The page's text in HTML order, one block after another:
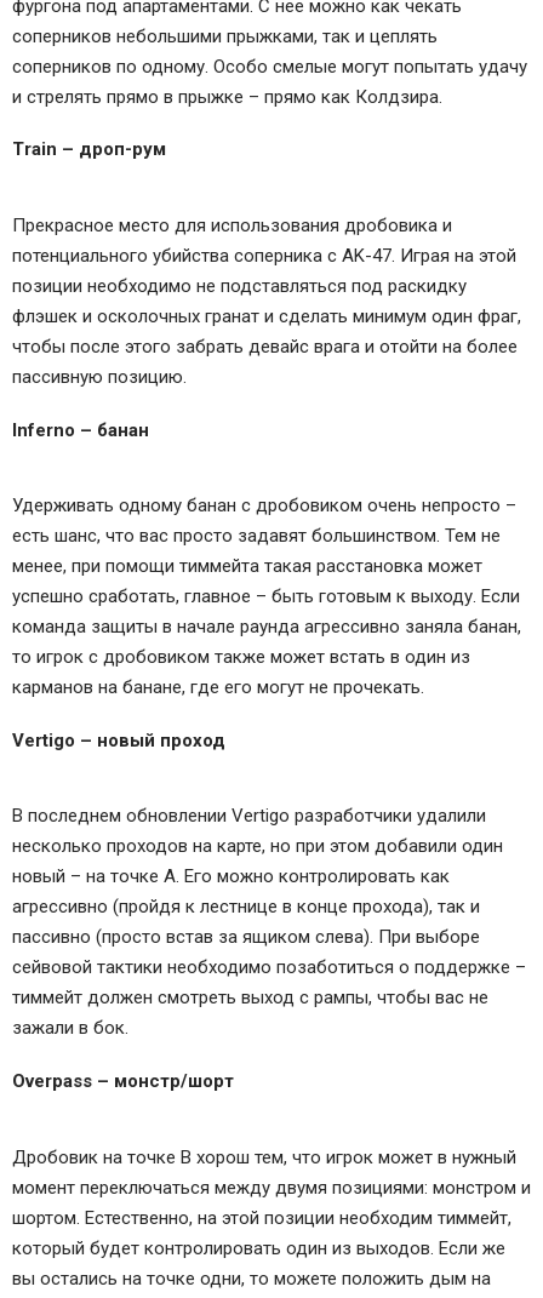
фургона под апартаментами. С нее можно как чекать
соперников небольшими прыжками, так и цеплять
соперников по одному. Особо смелые могут попытать удачу
и стрелять прямо в прыжке – прямо как Колдзира.
Train – дроп-рум
Прекрасное место для использования дробовика и
потенциального убийства соперника с AK-47. Играя на этой
позиции необходимо не подставляться под раскидку
флэшек и осколочных гранат и сделать минимум один фраг,
чтобы после этого забрать девайс врага и отойти на более
пассивную позицию.
Inferno – банан
Удерживать одному банан с дробовиком очень непросто –
есть шанс, что вас просто задавят большинством. Тем не
менее, при помощи тиммейта такая расстановка может
успешно сработать, главное – быть готовым к выходу. Если
команда защиты в начале раунда агрессивно заняла банан,
то игрок с дробовиком также может встать в один из
карманов на банане, где его могут не прочекать.
Vertigo – новый проход
В последнем обновлении Vertigo разработчики удалили
несколько проходов на карте, но при этом добавили один
новый – на точке А. Его можно контролировать как
агрессивно (пройдя к лестнице в конце прохода), так и
пассивно (просто встав за ящиком слева). При выборе
сейвовой тактики необходимо позаботиться о поддержке –
тиммейт должен смотреть выход с рампы, чтобы вас не
зажали в бок.
Overpass – монстр/шорт
Дробовик на точке В хорош тем, что игрок может в нужный
момент переключаться между двумя позициями: монстром и
шортом. Естественно, на этой позиции необходим тиммейт,
который будет контролировать один из выходов. Если же
вы остались на точке одни, то можете положить дым на